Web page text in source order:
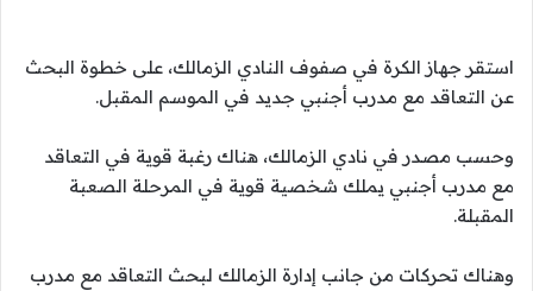
استقر جهاز الكرة في صفوف النادي الزمالك، على خطوة البحث
عن التعاقد مع مدرب أجنبي جديد في الموسم المقبل.
وحسب مصدر في نادي الزمالك، هناك رغبة قوية في التعاقد
مع مدرب أجنبي يملك شخصية قوية في المرحلة الصعبة
المقبلة.
وهناك تحركات من جانب إدارة الزمالك لبحث التعاقد مع مدرب